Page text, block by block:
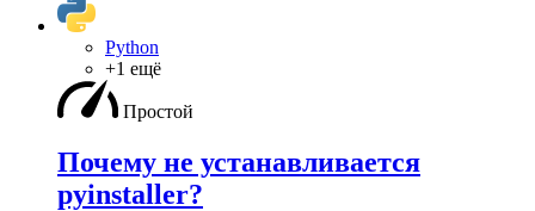
Python
+1 ещё
Простой
Почему не устанавливается
pyinstaller?